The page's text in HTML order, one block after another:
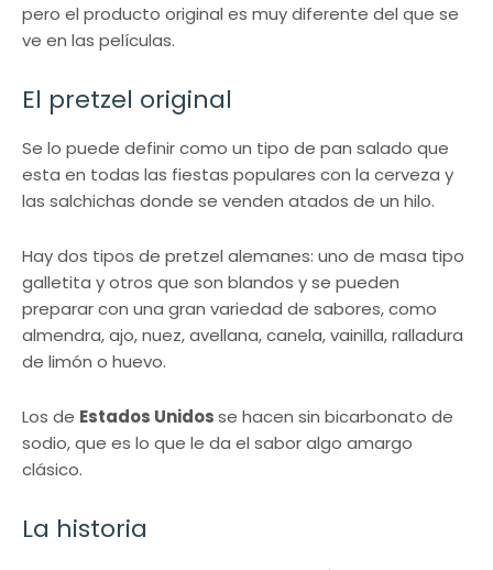
pero el producto original es muy diferente del que se
ve en las películas.
El pretzel original
Se lo puede definir como un tipo de pan salado que
esta en todas las fiestas populares con la cerveza y
las salchichas donde se venden atados de un hilo.
Hay dos tipos de pretzel alemanes: uno de masa tipo
galletita y otros que son blandos y se pueden
preparar con una gran variedad de sabores, como
almendra, ajo, nuez, avellana, canela, vainilla, ralladura
de limón o huevo.
Los de Estados Unidosse hacen sin bicarbonato de
sodio, que es lo que le da el sabor algo amargo
clásico.
La historia